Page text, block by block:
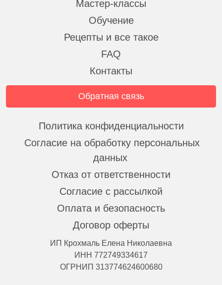
Мастер-классы
Обучение
Рецепты и все такое
FAQ
Контакты
Обратная связь
Политика конфиденциальности
Согласие на обработку персональных
данных
Отказ от ответственности
Согласие с рассылкой
Оплата и безопасность
Договор оферты
ИП Крохмаль Елена Николаевна
ИНН 772749334617
ОГРНИП 313774624600680